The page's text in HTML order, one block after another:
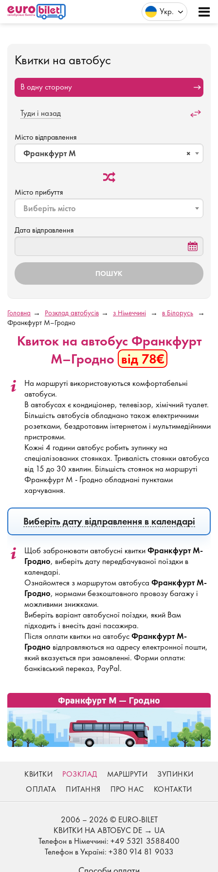
Укр
Квитки на автобус
В одну сторону
Туди і назад
Місто відправлення
×
Франкфурт М
Місто прибуття
Виберіть місто
Дата відправлення
Головна Розклад автобусів з Німеччині
в Білорусь
Франкфурт М–Гродно
Квиток на автобус Франкфурт
М–Гродно від 78€
На маршруті використовуються комфортабельні
автобуси.
В автобусах є кондиціонер, телевізор, хімічний туалет.
Більшість автобусів обладнано також електричними
розетками, бездротовим інтернетом і мультимедійними
пристроями.
Кожні 4 години автобус робить зупинку на
спеціалізованих стоянках. Тривалість стоянки автобуса
від 15 до 30 хвилин. Більшість стоянок на маршруті
Франкфурт М - Гродно обладнані пунктами
харчування.
Виберіть дату відправлення в календарі
Щоб забронювати автобусні квиткиФранкфурт М-
Гродно, виберіть дату передбачуваної поїздки в
календарі.
Ознайомтеся з маршрутом автобуса Франкфурт М-
Гродно, нормами безкоштовного провозу багажу і
можливими знижками.
Виберіть варіант автобусної поїздки, який Вам
підходить і внесіть дані пасажира.
Після оплати квитки на автобусФранкфурт М-
Гродно відправляються на адресу електронної пошти,
який вказується при замовленні. Форми оплати:
банківський переказ, PayPal.
КВИТКИ РОЗКЛАД МАРШРУТИ
ЗУПИНКИ
ОПЛАТА
ПИТАННЯ ПРО НАС КОНТАКТИ
2006 – 2026 © EURO-BILET
КВИТКИ НА АВТОБУС DE → UA
Телефон в Німеччині: +49 5321 3588400
Телефон в Україні: +380 914 81 9033